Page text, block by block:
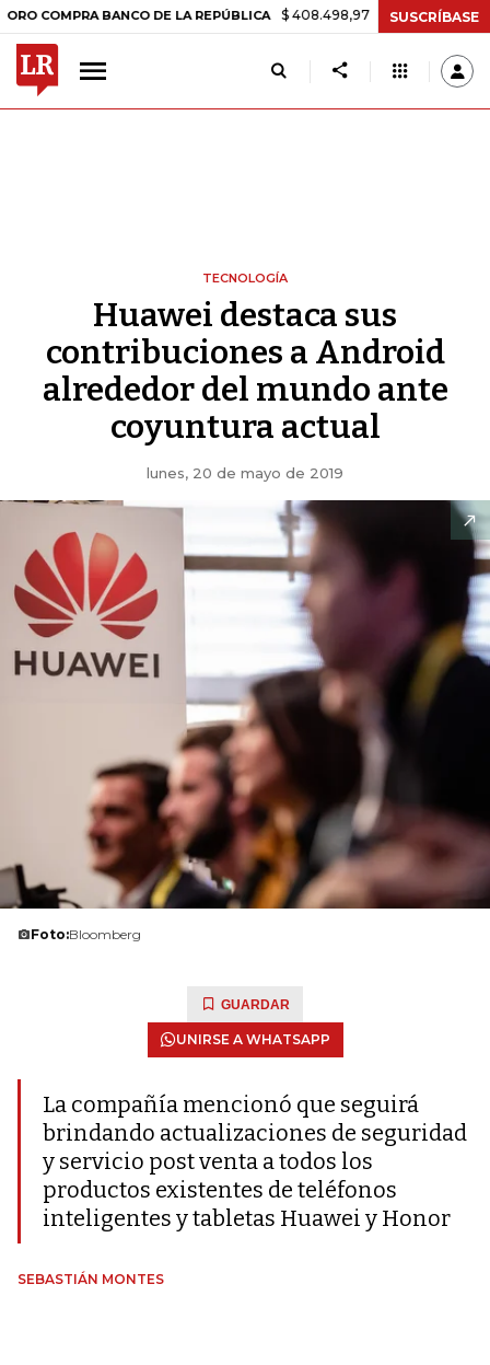
BANCO DE LA REPÚBLICA $ 408.498,97 +$ 8.753,81 +2,19%
SUSCRÍBASE
TECNOLOGÍA
Huawei destaca sus
contribuciones a Android
alrededor del mundo ante
coyuntura actual
lunes, 20 de mayo de 2019
Foto:Bloomberg
GUARDAR
UNIRSE A WHATSAPP
La compañía mencionó que seguirá
brindando actualizaciones de seguridad
y servicio post venta a todos los
productos existentes de teléfonos
inteligentes y tabletas Huawei y Honor
SEBASTIÁN MONTES